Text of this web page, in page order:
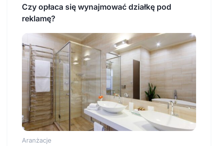
Czy opłaca się wynajmować działkę pod
reklamę?
Aranżacje